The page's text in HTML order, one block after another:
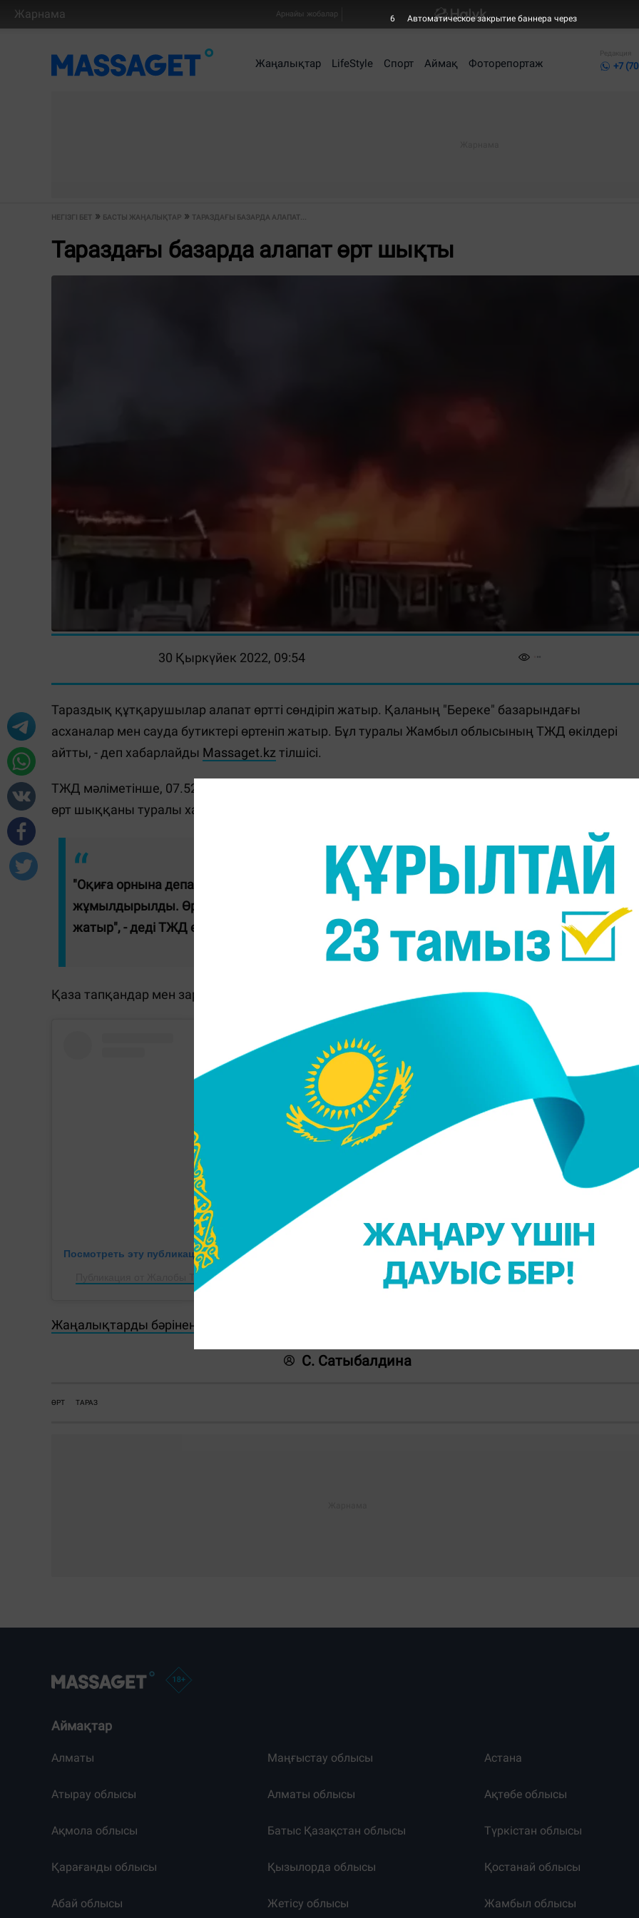
Жарнама Арнайы жобалар
Жаңалықтар LifeStyle Спорт Аймақ Фоторепортаж
Редакция
+7
НЕГІЗГІ БЕТ БАСТЫ ЖАҢАЛЫҚТАР ТАРАЗДАҒЫ БАЗАРДА АЛАПАТ...
Тараздағы базарда алапат өрт шықты
30 Қыркүйек 2022, 09:54
Тараздық құтқарушылар алапат өртті сөндіріп жатыр. Қаланың "Береке" базарындағы
асханалар мен сауда бутиктері өртеніп жатыр. Бұл туралы Жамбыл облысының ТЖД өкілдері
айтты, - деп хабарлайды Massaget.kz тілшісі.
ТЖД мәліметінше, 07.52-де Тараздағы Мәмбет батыр көшесінде орналасқан "Береке"
өрт шыққаны туралы хабар келіп түскен.
"Оқиға орнына департамент қызметкерлері, оның ішінде 56 қызметкер мен 13 техника
жұмылдырылды. Өрт 08.30-да ауыздықталды, өртті сөндіру жұмыстары әлі де жүріп
жатыр", - деді ТЖД өкілдері.
Қаза тапқандар мен зардап шеккендер жоқ. Өрт не себепті шыққаны анықталып жатыр.
Посмотреть эту публикацию в Instagram
Публикация от Жалобы Тараза / Тараз в объективе (@taraz_v_obektive)
Жаңалықтарды бәрінен бұрын біліп отырғыңыз келсе, Telegram-арнамызға жазылыңыз!
С. Сатыбалдина
ӨРТ ТАРАЗ
Аймақтар
Алматы Маңғыстау облысы Астана
Атырау облысы Алматы облысы Ақтөбе облысы
Ақмола облысы Батыс Қазақстан облысы Түркістан облысы
Қарағанды облысы Қызылорда облысы Қостанай облысы
Абай облысы Жетісу облысы Жамбыл облысы
6 Автоматическое закрытие баннера через